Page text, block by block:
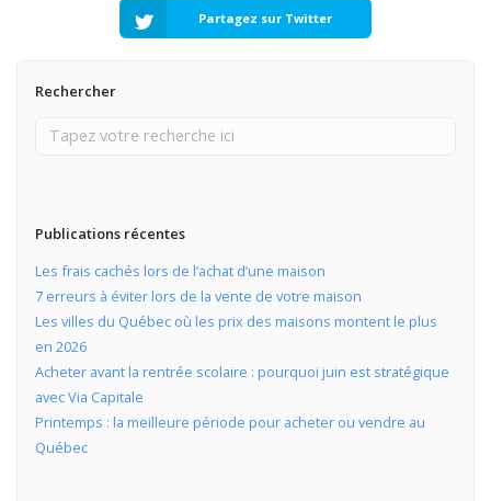
Partagez sur Twitter
Rechercher
Publications récentes
Les frais cachés lors de l’achat d’une maison
7 erreurs à éviter lors de la vente de votre maison
Les villes du Québec où les prix des maisons montent le plus
en 2026
Acheter avant la rentrée scolaire : pourquoi juin est stratégique
avec Via Capitale
Printemps : la meilleure période pour acheter ou vendre au
Québec